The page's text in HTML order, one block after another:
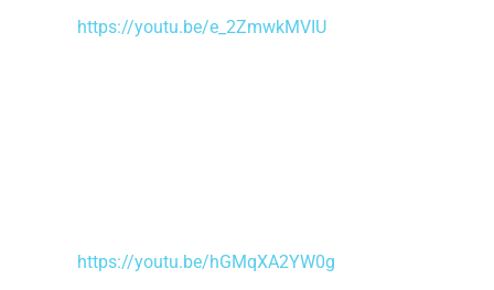
https://youtu.be/e_2ZmwkMVIU
https://youtu.be/hGMqXA2YW0g